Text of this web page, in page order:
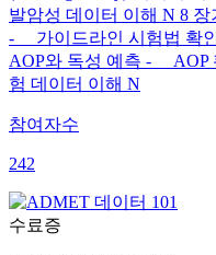
발암성 데이터 이해 N 8 장
- 가이드라인 시험법 확
AOP와 독성 예측 - AOP
험 데이터 이해 N
참여자수
242
수료증